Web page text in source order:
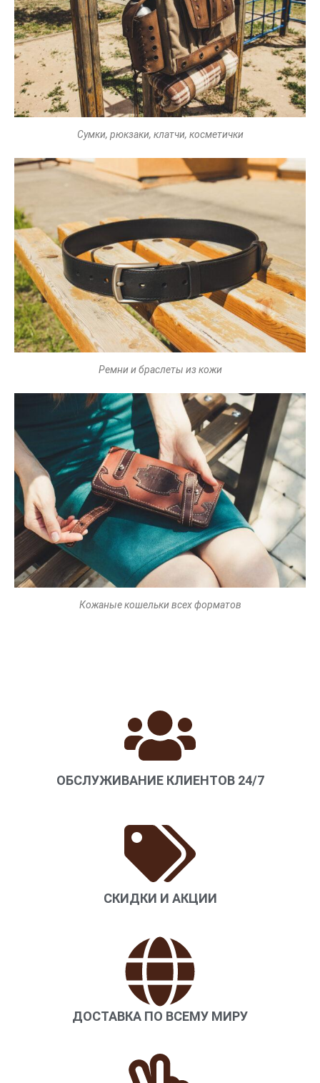
Сумки, рюкзаки, клатчи, косметички
Ремни и браслеты из кожи
Кожаные кошельки всех форматов
ОБСЛУЖИВАНИЕ КЛИЕНТОВ 24/7
СКИДКИ И АКЦИИ
ДОСТАВКА ПО ВСЕМУ МИРУ